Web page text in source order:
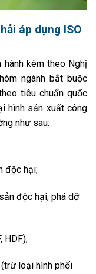
áp dụng ISO
kèm theo Nghị
ngành bắt buộc
tiêu chuẩn quốc
hình sản xuất công
như sau:
độc hại;
độc hại; phá dỡ
HDF);
loại hình phối